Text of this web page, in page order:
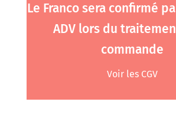
Le Franco sera confirmé
ADV lors du
commande
Voir les CGV